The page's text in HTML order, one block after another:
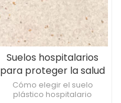
Suelos hospitalarios
para proteger la salud
del soporte sólido.
Cómo elegir el suelo
plástico hospitalario